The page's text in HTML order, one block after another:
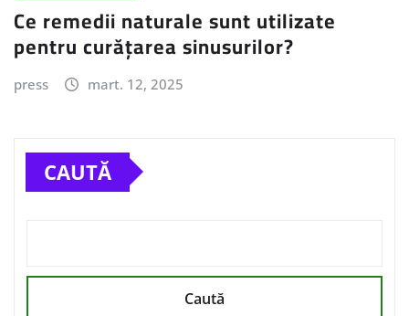
Ce remedii naturale sunt utilizate
pentru curățarea sinusurilor?
press mart. 12, 2025
CAUTĂ
Caută